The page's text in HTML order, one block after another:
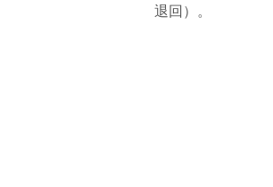
退回）。